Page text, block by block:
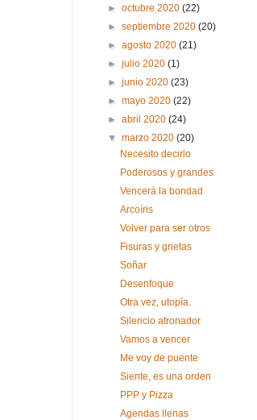
►octubre 2020(22)
►septiembre 2020(20)
►agosto 2020(21)
►julio 2020(1)
►junio 2020(23)
►mayo 2020(22)
►abril 2020(24)
▼marzo 2020(20)
Necesito decirlo
Poderosos y grandes
Vencerá la bondad
Arcoíris
Volver para ser otros
Fisuras y grietas
Soñar
Desenfoque
Otra vez, utopía.
Silencio atronador
Vamos a vencer
Me voy de puente
Siente, es una orden
PPP y Pizza
Agendas llenas